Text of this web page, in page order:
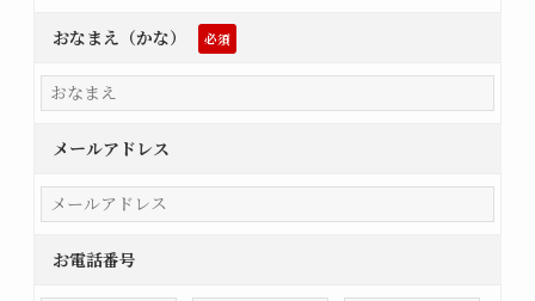
おなまえ（かな） 必須
メールアドレス
お電話番号